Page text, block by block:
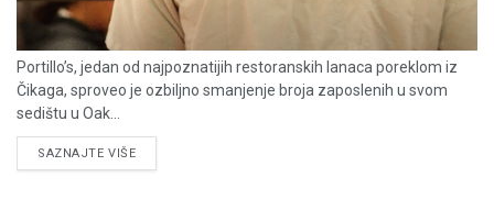
Portillo’s, jedan od najpoznatijih restoranskih lanaca poreklom iz
Čikaga, sproveo je ozbiljno smanjenje broja zaposlenih u svom
sedištu u Oak...
SAZNAJTE VIŠEDETAILS